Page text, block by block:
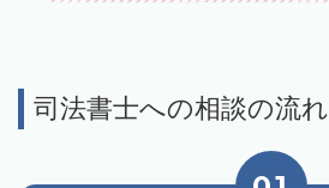
司法書士への相談の流れ